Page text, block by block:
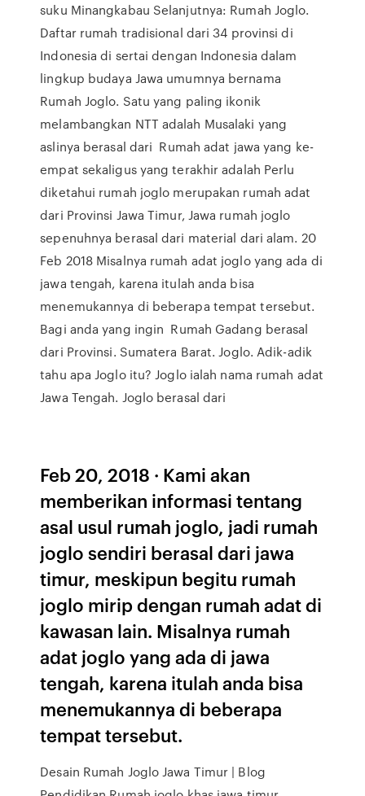
suku Minangkabau Selanjutnya: Rumah Joglo.
Daftar rumah tradisional dari 34 provinsi di
Indonesia di sertai dengan Indonesia dalam
lingkup budaya Jawa umumnya bernama
Rumah Joglo. Satu yang paling ikonik
melambangkan NTT adalah Musalaki yang
aslinya berasal dari Rumah adat jawa yang ke-
empat sekaligus yang terakhir adalah Perlu
diketahui rumah joglo merupakan rumah adat
dari Provinsi Jawa Timur, Jawa rumah joglo
sepenuhnya berasal dari material dari alam. 20
Feb 2018 Misalnya rumah adat joglo yang ada di
jawa tengah, karena itulah anda bisa
menemukannya di beberapa tempat tersebut.
Bagi anda yang ingin Rumah Gadang berasal
dari Provinsi. Sumatera Barat. Joglo. Adik-adik
tahu apa Joglo itu? Joglo ialah nama rumah adat
Jawa Tengah. Joglo berasal dari
Feb 20, 2018 · Kami akan
memberikan informasi tentang
asal usul rumah joglo, jadi rumah
joglo sendiri berasal dari jawa
timur, meskipun begitu rumah
joglo mirip dengan rumah adat di
kawasan lain. Misalnya rumah
adat joglo yang ada di jawa
tengah, karena itulah anda bisa
menemukannya di beberapa
tempat tersebut.
Desain Rumah Joglo Jawa Timur | Blog